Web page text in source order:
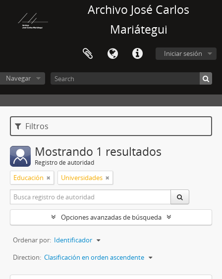
Archivo José Carlos
Mariátegui
Iniciar sesión
Navegar
Filtros
Mostrando 1 resultados
Registro de autoridad
Educación Universidades
Opciones avanzadas de búsqueda
Ordenar por: Identificador
Direction: Clasificación en orden ascendente